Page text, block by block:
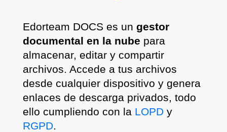
Edorteam DOCS es un gestor
documental en la nube para
almacenar, editar y compartir
archivos. Accede a tus archivos
desde cualquier dispositivo y genera
enlaces de descarga privados, todo
ello cumpliendo con la LOPDy
RGPD.